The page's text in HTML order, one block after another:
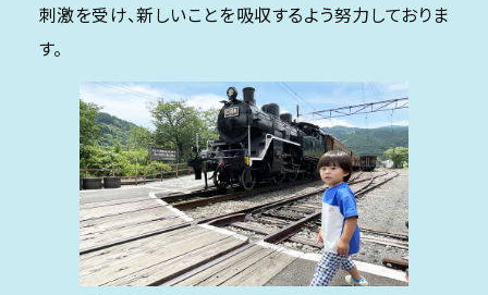
刺激を受け、新しいことを吸収するよう努力しておりま
す。